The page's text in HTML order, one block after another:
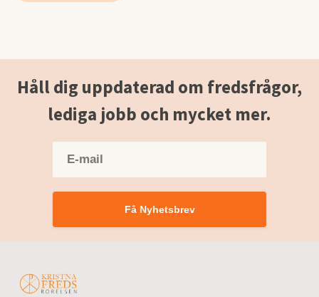
Håll dig uppdaterad om fredsfrågor,
lediga jobb och mycket mer.
Få Nyhetsbrev